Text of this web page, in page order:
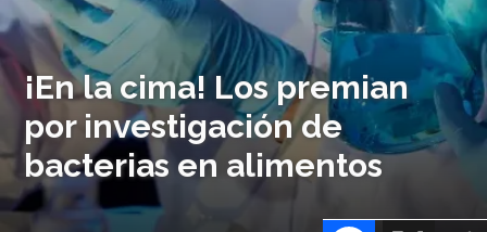
¡En la cima! Los premian
por investigación de
bacterias en alimentos
X
Facebook